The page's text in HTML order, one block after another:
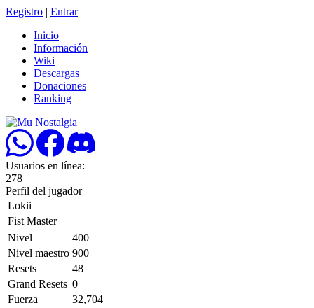
Registro | Entrar
Inicio
Información
Wiki
Descargas
Donaciones
Ranking
Usuarios en línea:
278
Perfil del jugador
Lokii
Fist Master
Nivel
400
Nivel maestro 900
Resets
48
Grand Resets 0
Fuerza
32,704